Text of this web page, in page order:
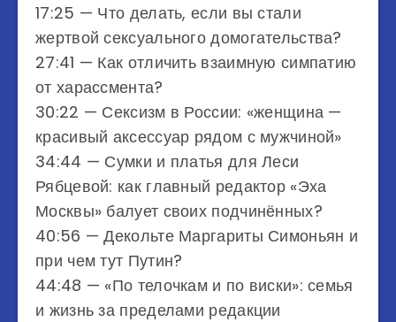
17:25 — Что делать, если вы стали
жертвой сексуального домогательства?
27:41 — Как отличить взаимную симпатию
от харассмента?
30:22 — Сексизм в России: «женщина —
красивый аксессуар рядом с мужчиной»
34:44 — Сумки и платья для Леси
Рябцевой: как главный редактор «Эха
Москвы» балует своих подчинённых?
40:56 — Декольте Маргариты Симоньян и
при чем тут Путин?
44:48 — «По телочкам и по виски»: семья
и жизнь за пределами редакции